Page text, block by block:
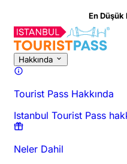
En Düşük Pass
Hakkında
Tourist Pass Hakkında
Istanbul Tourist Pass
Neler Dahil
Bu Aktivite Hakkında Genel